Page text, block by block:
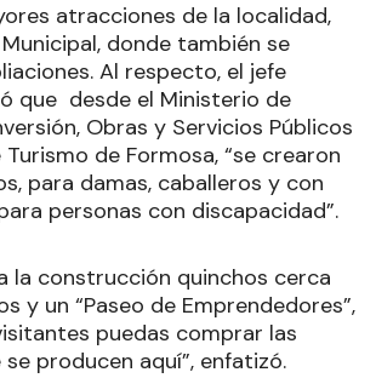
atracciones de la localidad,
donde también se
Al respecto, el jefe
que desde el Ministerio de
Obras y Servicios Públicos
de Formosa, “se crearon
para damas, caballeros y con
personas con discapacidad”.
la construcción quinchos cerca
y un “Paseo de Emprendedores”,
puedas comprar las
producen aquí”, enfatizó.